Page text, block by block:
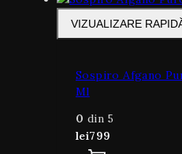
VIZUALIZARE
Sospiro Afgano
Ml
0 din 5
lei799